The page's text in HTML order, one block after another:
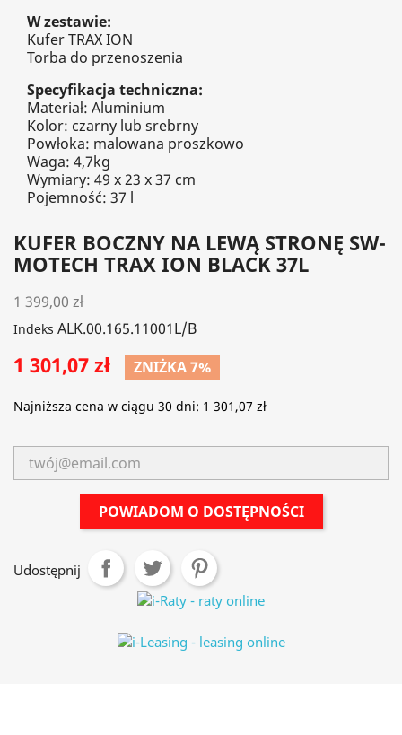
W zestawie:
Kufer TRAX ION
Torba do przenoszenia
Specyfikacja techniczna:
Materiał: Aluminium
Kolor: czarny lub srebrny
Powłoka: malowana proszkowo
Waga: 4,7kg
Wymiary: 49 x 23 x 37 cm
Pojemność: 37 l
KUFER BOCZNY NA LEWĄ STRONĘ SW-
MOTECH TRAX ION BLACK 37L
1 399,00 zł
Indeks ALK.00.165.11001L/B
1 301,07 zł ZNIŻKA 7%
Najniższa cena w ciągu 30 dni: 1 301,07 zł
POWIADOM O DOSTĘPNOŚCI
Udostępnij